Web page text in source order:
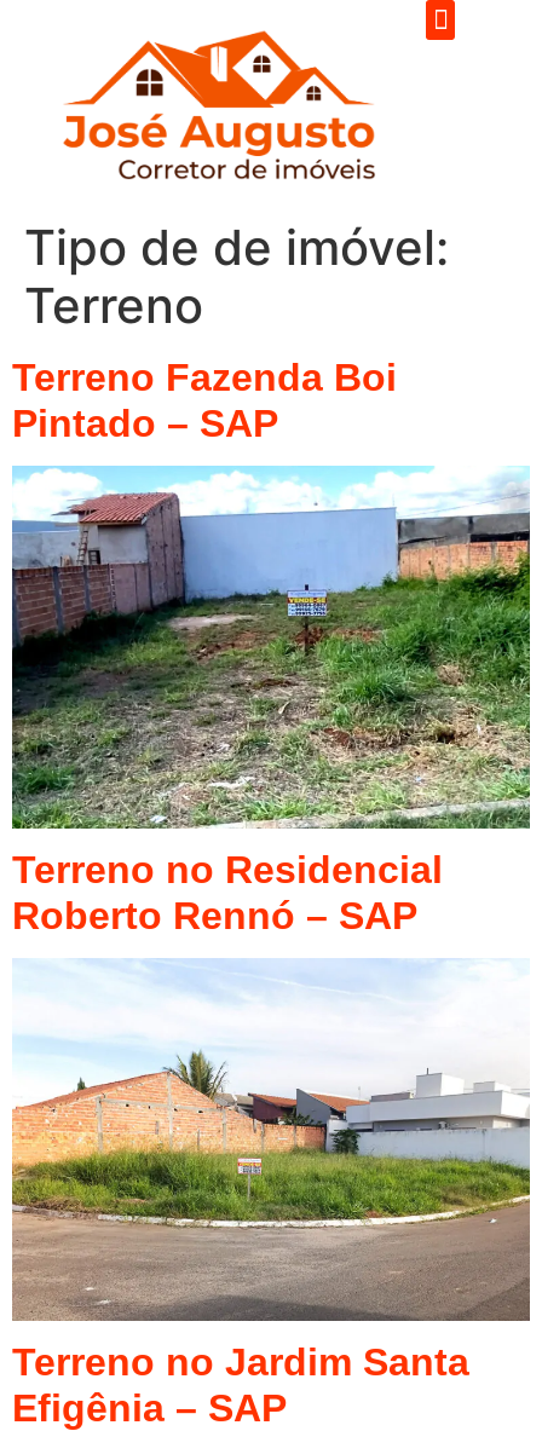
Tipo de de imóvel:
Terreno
Terreno Fazenda Boi
Pintado – SAP
Terreno no Residencial
Roberto Rennó – SAP
Terreno no Jardim Santa
Efigênia – SAP